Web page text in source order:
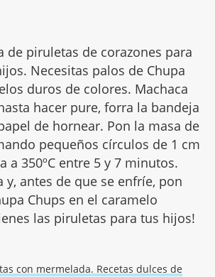
de piruletas de corazones para
Necesitas palos de Chupa
duros de colores. Machaca
hacer pure, forra la bandeja
de hornear. Pon la masa de
pequeños círculos de 1 cm
a 350ºC entre 5 y 7 minutos.
y, antes de que se enfríe, pon
Chups en el caramelo
las piruletas para tus hijos!
con mermelada. Recetas dulces de